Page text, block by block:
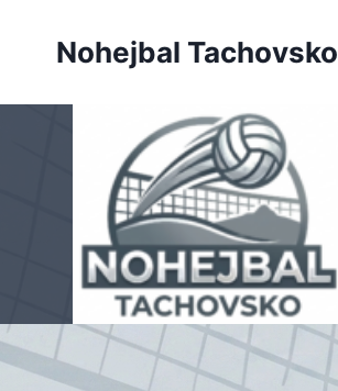
Nohejbal Tachovsko